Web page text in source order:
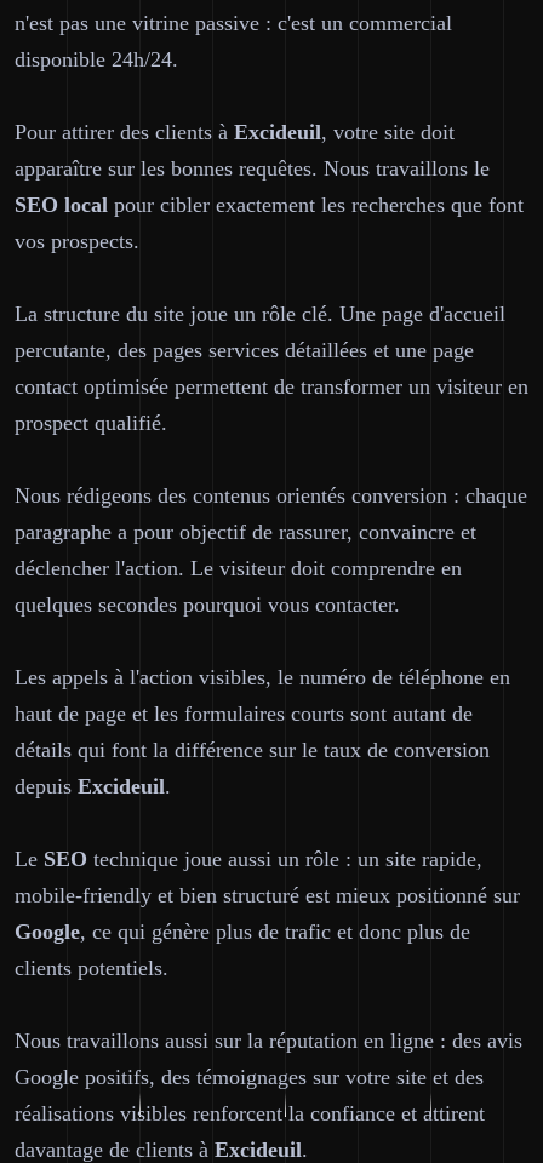
n'est pas une vitrine passive : c'est un commercial
disponible 24h/24.
Pour attirer des clients à Excideuil, votre site doit
apparaître sur les bonnes requêtes. Nous travaillons le
SEO local pour cibler exactement les recherches que font
vos prospects.
La structure du site joue un rôle clé. Une page d'accueil
percutante, des pages services détaillées et une page
contact optimisée permettent de transformer un visiteur en
prospect qualifié.
Nous rédigeons des contenus orientés conversion : chaque
paragraphe a pour objectif de rassurer, convaincre et
déclencher l'action. Le visiteur doit comprendre en
quelques secondes pourquoi vous contacter.
Les appels à l'action visibles, le numéro de téléphone en
haut de page et les formulaires courts sont autant de
détails qui font la différence sur le taux de conversion
depuis Excideuil.
Le SEO technique joue aussi un rôle : un site rapide,
mobile-friendly et bien structuré est mieux positionné sur
Google, ce qui génère plus de trafic et donc plus de
clients potentiels.
Nous travaillons aussi sur la réputation en ligne : des avis
Google positifs, des témoignages sur votre site et des
réalisations visibles renforcent la confiance et attirent
davantage de clients à Excideuil.